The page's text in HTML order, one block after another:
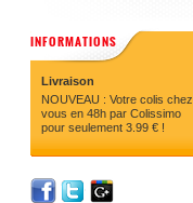
INFORMATIONS
Livraison
NOUVEAU : Votre colis chez
vous en 48h par Colissimo
pour seulement 3.99 € !